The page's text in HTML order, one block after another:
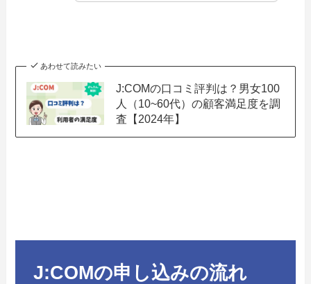
あわせて読みたい
J:COMの口コミ評判は？男女100
人（10~60代）の顧客満足度を調
査【2024年】
J:COMの申し込みの流れ